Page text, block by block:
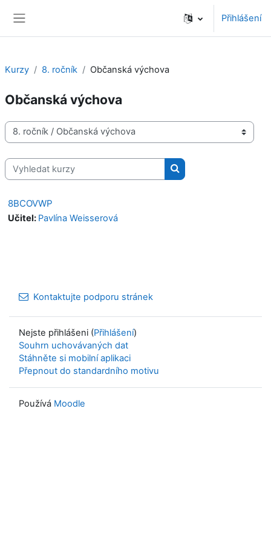
Přihlášení
Kurzy 8. ročník Občanská výchova
Občanská výchova
Kategorie kurzů
Vyhledat kurzy
Vyhledat kurzy
8BCOVWP
Učitel: Pavlína Weisserová
Kontaktujte podporu stránek
Nejste přihlášeni (Přihlášení)
Souhrn uchovávaných dat
Stáhněte si mobilní aplikaci
Přepnout do standardního motivu
Používá Moodle